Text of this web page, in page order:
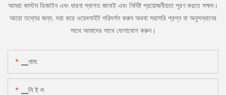
আমরা কাস্টম ডিজাইন এবং ধারনা স্বাগত জানাই এবং নির্দিষ্ট প্রয়োজনীয়তা পূরণ করতে সক্ষম।
আরো তথ্যের জন্য, দয়া করে ওয়েবসাইট পরিদর্শন করুন অথবা সরাসরি প্রশ্ন বা অনুসন্ধানের
সাথে আমাদের সাথে যোগাযোগ করুন।
▁নাম:
▁নি ই ল